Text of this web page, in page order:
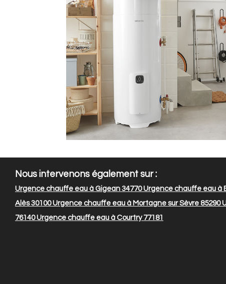
Nous intervenons également sur :
Urgence chauffe eau à Gigean 34770Urgence chauffe eau à
Alès 30100Urgence chauffe eau à Mortagne sur Sèvre 85290
76140Urgence chauffe eau à Courtry 77181